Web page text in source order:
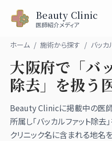
Beauty Clinic
医師紹介メディア
ホーム / 施術から探す / バッカ
大阪府で「バ
除去 」を扱う
Beauty Clinicに掲載中の医師
所属し「バッカルファット除去
クリニック名に含まれる地名